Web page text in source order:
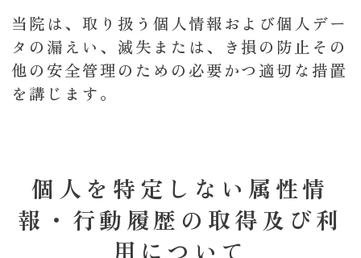
当院は、取り扱う個人情報および個人デー
タの漏えい、滅失または、き損の防止その
他の安全管理のための必要かつ適切な措置
を講じます。
個人を特定しない属性情
報・行動履歴の取得及び利
用について